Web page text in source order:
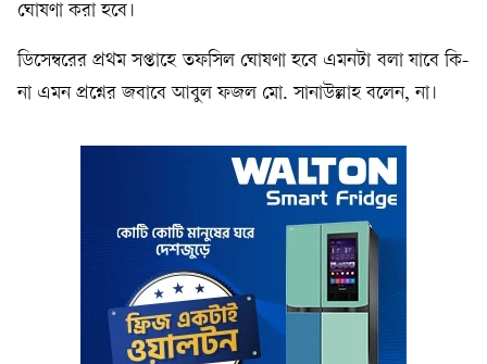
ঘোষণা করা হবে।
ডিসেম্বরের প্রথম সপ্তাহে তফসিল ঘোষণা হবে এমনটা বলা যাবে কি-
না এমন প্রশ্নের জবাবে আবুল ফজল মো. সানাউল্লাহ বলেন, না।